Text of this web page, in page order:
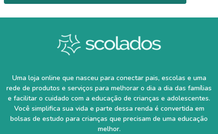
Uma loja online que nasceu para conectar pais, escolas e uma
rede de produtos e serviços para melhorar o dia a dia das famílias
e facilitar o cuidado com a educação de crianças e adolescentes.
Você simplifica sua vida e parte dessa renda é convertida em
bolsas de estudo para crianças que precisam de uma educação
melhor.